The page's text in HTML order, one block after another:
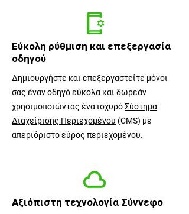
​Εύκολη ρύθμιση και επεξεργασία
οδηγού
Δημιουργήστε και επεξεργαστείτε μόνοι
σας έναν οδηγό εύκολα και δωρεάν
χρησιμοποιώντας ένα ισχυρόΣύστημα
Διαχείρισης Περιεχομένου (CMS) με
απεριόριστο εύρος περιεχομένου.
Αξιόπιστη τεχνολογία Σύννεφο